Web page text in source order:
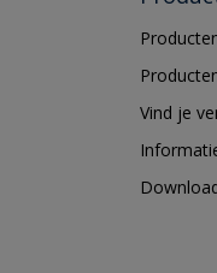
Vind je